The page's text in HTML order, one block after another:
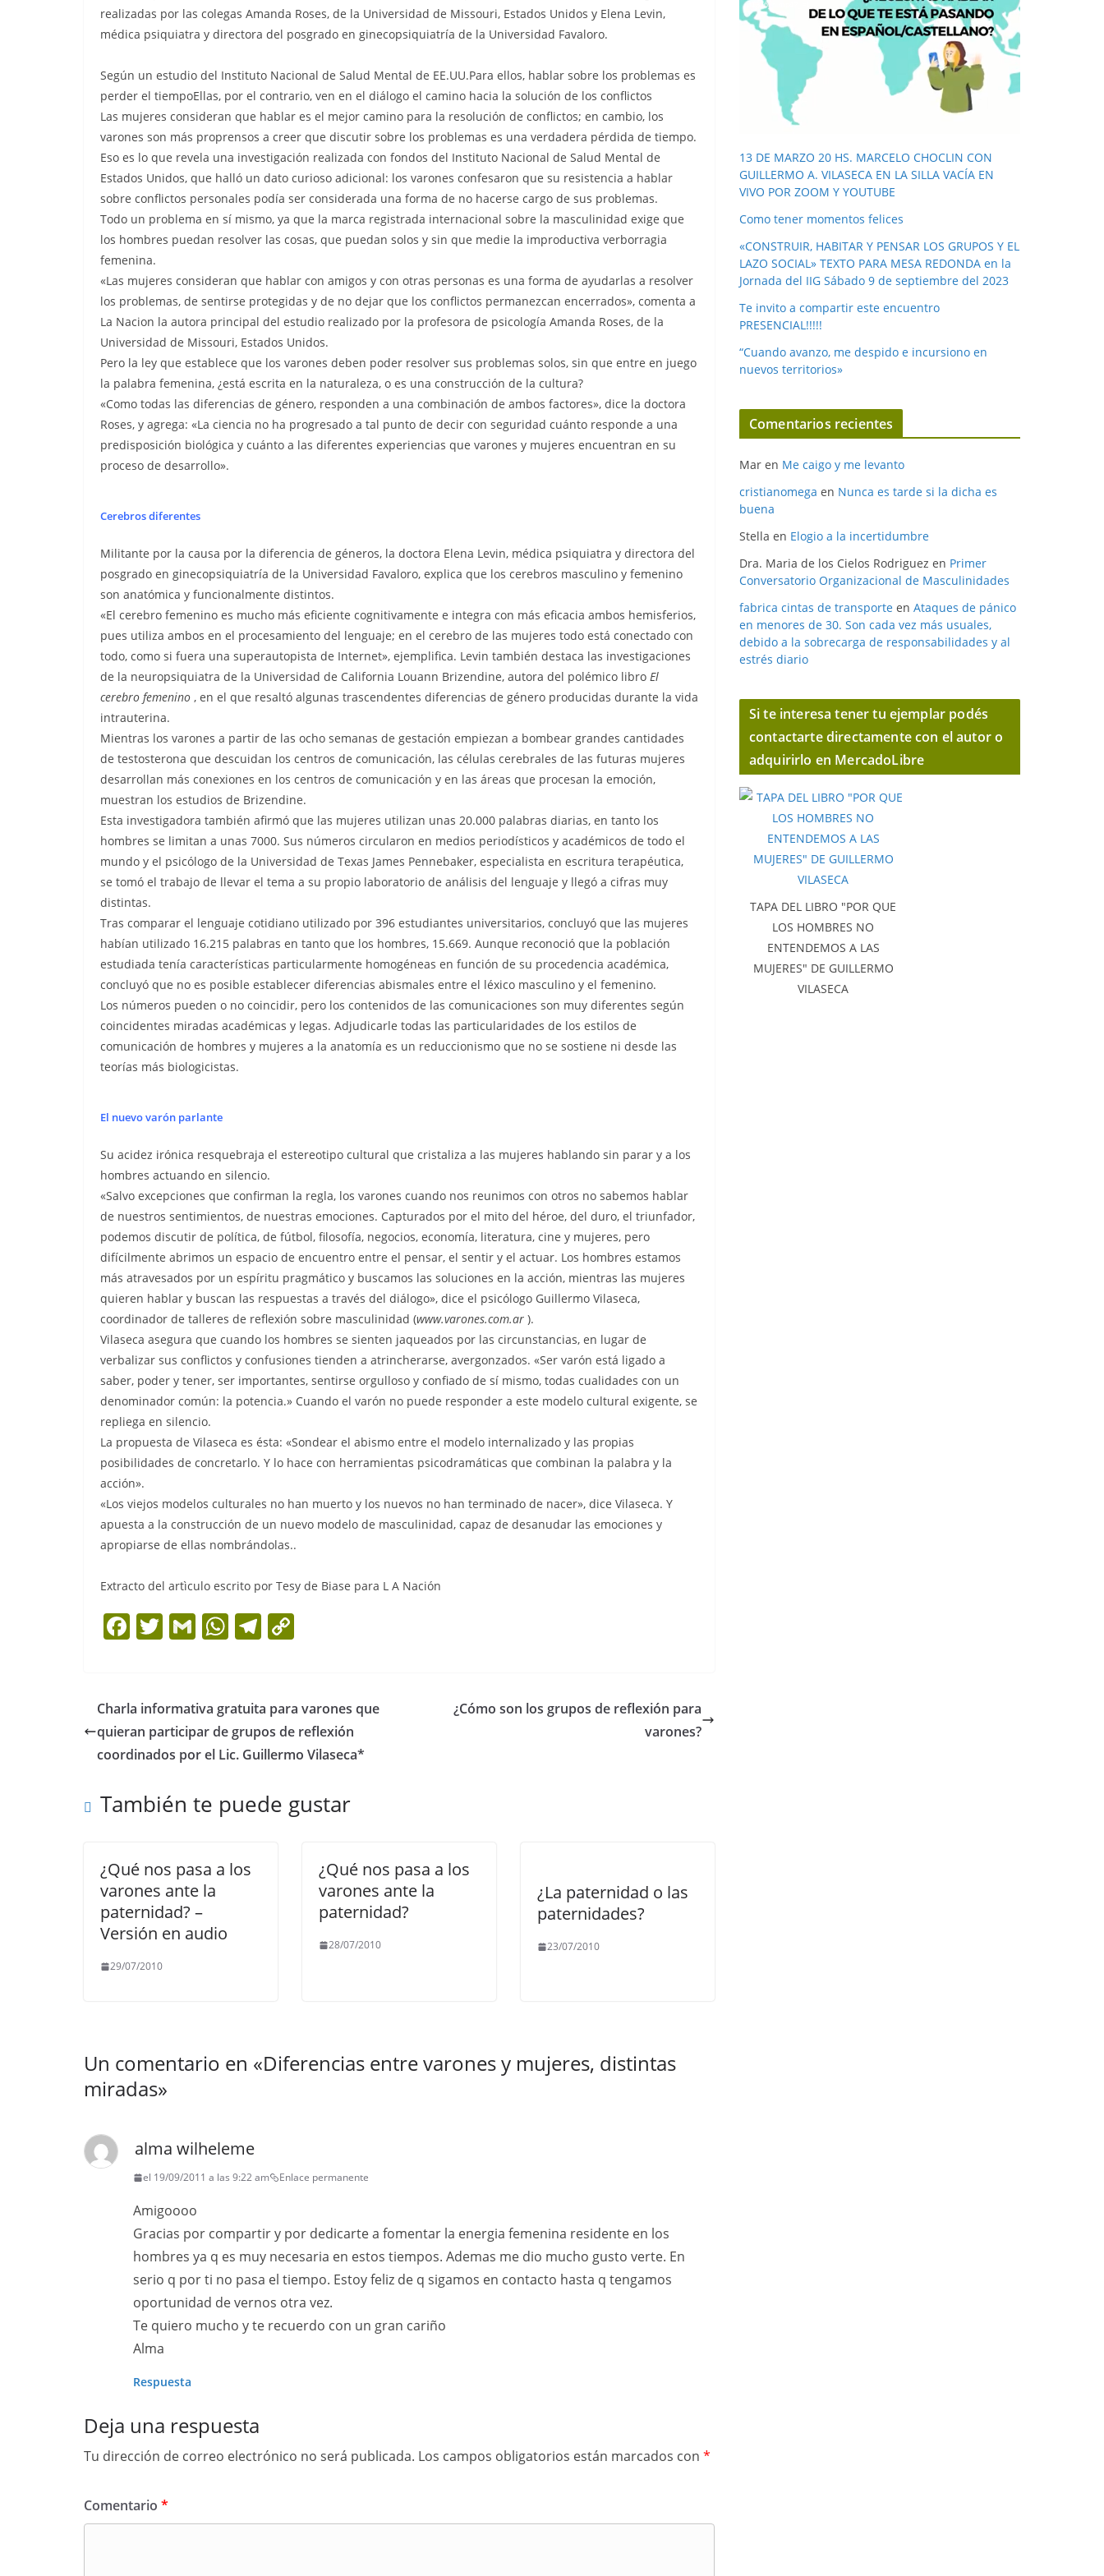
realizadas por las colegas Amanda Roses, de la Universidad de Missouri, Estados Unidos y Elena Levin,
médica psiquiatra y directora del posgrado en ginecopsiquiatría de la Universidad Favaloro.
Según un estudio del Instituto Nacional de Salud Mental de EE.UU.Para ellos, hablar sobre los problemas es
perder el tiempoEllas, por el contrario, ven en el diálogo el camino hacia la solución de los conflictos
Las mujeres consideran que hablar es el mejor camino para la resolución de conflictos; en cambio, los
varones son más proprensos a creer que discutir sobre los problemas es una verdadera pérdida de tiempo.
Eso es lo que revela una investigación realizada con fondos del Instituto Nacional de Salud Mental de
Estados Unidos, que halló un dato curioso adicional: los varones confesaron que su resistencia a hablar
sobre conflictos personales podía ser considerada una forma de no hacerse cargo de sus problemas.
Todo un problema en sí mismo, ya que la marca registrada internacional sobre la masculinidad exige que
los hombres puedan resolver las cosas, que puedan solos y sin que medie la improductiva verborragia
femenina.
«Las mujeres consideran que hablar con amigos y con otras personas es una forma de ayudarlas a resolver
los problemas, de sentirse protegidas y de no dejar que los conflictos permanezcan encerrados», comenta a
La Nacion la autora principal del estudio realizado por la profesora de psicología Amanda Roses, de la
Universidad de Missouri, Estados Unidos.
Pero la ley que establece que los varones deben poder resolver sus problemas solos, sin que entre en juego
la palabra femenina, ¿está escrita en la naturaleza, o es una construcción de la cultura?
«Como todas las diferencias de género, responden a una combinación de ambos factores», dice la doctora
Roses, y agrega: «La ciencia no ha progresado a tal punto de decir con seguridad cuánto responde a una
predisposición biológica y cuánto a las diferentes experiencias que varones y mujeres encuentran en su
proceso de desarrollo».
Cerebros diferentes
Militante por la causa por la diferencia de géneros, la doctora Elena Levin, médica psiquiatra y directora del
posgrado en ginecopsiquiatría de la Universidad Favaloro, explica que los cerebros masculino y femenino
son anatómica y funcionalmente distintos.
«El cerebro femenino es mucho más eficiente cognitivamente e integra con más eficacia ambos hemisferios,
pues utiliza ambos en el procesamiento del lenguaje; en el cerebro de las mujeres todo está conectado con
todo, como si fuera una superautopista de Internet», ejemplifica. Levin también destaca las investigaciones
de la neuropsiquiatra de la Universidad de California Louann Brizendine, autora del polémico libro El
cerebro femenino , en el que resaltó algunas trascendentes diferencias de género producidas durante la vida
intrauterina.
Mientras los varones a partir de las ocho semanas de gestación empiezan a bombear grandes cantidades
de testosterona que descuidan los centros de comunicación, las células cerebrales de las futuras mujeres
desarrollan más conexiones en los centros de comunicación y en las áreas que procesan la emoción,
muestran los estudios de Brizendine.
Esta investigadora también afirmó que las mujeres utilizan unas 20.000 palabras diarias, en tanto los
hombres se limitan a unas 7000. Sus números circularon en medios periodísticos y académicos de todo el
mundo y el psicólogo de la Universidad de Texas James Pennebaker, especialista en escritura terapéutica,
se tomó el trabajo de llevar el tema a su propio laboratorio de análisis del lenguaje y llegó a cifras muy
distintas.
Tras comparar el lenguaje cotidiano utilizado por 396 estudiantes universitarios, concluyó que las mujeres
habían utilizado 16.215 palabras en tanto que los hombres, 15.669. Aunque reconoció que la población
estudiada tenía características particularmente homogéneas en función de su procedencia académica,
concluyó que no es posible establecer diferencias abismales entre el léxico masculino y el femenino.
Los números pueden o no coincidir, pero los contenidos de las comunicaciones son muy diferentes según
coincidentes miradas académicas y legas. Adjudicarle todas las particularidades de los estilos de
comunicación de hombres y mujeres a la anatomía es un reduccionismo que no se sostiene ni desde las
teorías más biologicistas.
El nuevo varón parlante
Su acidez irónica resquebraja el estereotipo cultural que cristaliza a las mujeres hablando sin parar y a los
hombres actuando en silencio.
«Salvo excepciones que confirman la regla, los varones cuando nos reunimos con otros no sabemos hablar
de nuestros sentimientos, de nuestras emociones. Capturados por el mito del héroe, del duro, el triunfador,
podemos discutir de política, de fútbol, filosofía, negocios, economía, literatura, cine y mujeres, pero
difícilmente abrimos un espacio de encuentro entre el pensar, el sentir y el actuar. Los hombres estamos
más atravesados por un espíritu pragmático y buscamos las soluciones en la acción, mientras las mujeres
quieren hablar y buscan las respuestas a través del diálogo», dice el psicólogo Guillermo Vilaseca,
coordinador de talleres de reflexión sobre masculinidad (www.varones.com.ar ).
Vilaseca asegura que cuando los hombres se sienten jaqueados por las circunstancias, en lugar de
verbalizar sus conflictos y confusiones tienden a atrincherarse, avergonzados. «Ser varón está ligado a
saber, poder y tener, ser importantes, sentirse orgulloso y confiado de sí mismo, todas cualidades con un
denominador común: la potencia.» Cuando el varón no puede responder a este modelo cultural exigente, se
repliega en silencio.
La propuesta de Vilaseca es ésta: «Sondear el abismo entre el modelo internalizado y las propias
posibilidades de concretarlo. Y lo hace con herramientas psicodramáticas que combinan la palabra y la
acción».
«Los viejos modelos culturales no han muerto y los nuevos no han terminado de nacer», dice Vilaseca. Y
apuesta a la construcción de un nuevo modelo de masculinidad, capaz de desanudar las emociones y
apropiarse de ellas nombrándolas..
Extracto del artìculo escrito por Tesy de Biase para L A Nación
F
e
b
o
k
T
er
G
l
W
s
A
p
T
gr
a
m
y
Li
n
Charla informativa gratuita para varones que
quieran participar de grupos de reflexión
coordinados por el Lic. Guillermo Vilaseca*
¿Cómo son los grupos de reflexión para
varones?
También te puede gustar
¿Qué nos pasa a los
varones ante la
paternidad? –
Versión en audio
29/07/2010
¿Qué nos pasa a los
varones ante la
paternidad?
28/07/2010
¿La paternidad o las
paternidades?
23/07/2010
Un comentario en «Diferencias entre varones y mujeres, distintas
miradas»
alma wilheleme
el 19/09/2011 a las 9:22 am Enlace permanente
Amigoooo
Gracias por compartir y por dedicarte a fomentar la energia femenina residente en los
hombres ya q es muy necesaria en estos tiempos. Ademas me dio mucho gusto verte. En
serio q por ti no pasa el tiempo. Estoy feliz de q sigamos en contacto hasta q tengamos
oportunidad de vernos otra vez.
Te quiero mucho y te recuerdo con un gran cariño
Alma
Respuesta
Deja una respuesta
Tu dirección de correo electrónico no será publicada. Los campos obligatorios están marcados con *
Comentario *
o
d
e
v
í
e
o
1376_n.mp4?_=1
Entradas recientes
13 DE MARZO 20 HS. MARCELO CHOCLIN CON
GUILLERMO A. VILASECA EN LA SILLA VACÍA EN
VIVO POR ZOOM Y YOUTUBE
Como tener momentos felices
«CONSTRUIR, HABITAR Y PENSAR LOS GRUPOS Y EL
LAZO SOCIAL» TEXTO PARA MESA REDONDA en la
Jornada del IIG Sábado 9 de septiembre del 2023
Te invito a compartir este encuentro
PRESENCIAL!!!!!
“Cuando avanzo, me despido e incursiono en
nuevos territorios»
Comentarios recientes
Mar en Me caigo y me levanto
cristianomega en Nunca es tarde si la dicha es
buena
Stella en Elogio a la incertidumbre
Dra. Maria de los Cielos Rodriguez en Primer
Conversatorio Organizacional de Masculinidades
fabrica cintas de transporte en Ataques de pánico
en menores de 30. Son cada vez más usuales,
debido a la sobrecarga de responsabilidades y al
estrés diario
Si te interesa tener tu ejemplar podés
contactarte directamente con el autor o
adquirirlo en MercadoLibre
TAPA DEL LIBRO "POR QUE
LOS HOMBRES NO
ENTENDEMOS A LAS
MUJERES" DE GUILLERMO
VILASECA